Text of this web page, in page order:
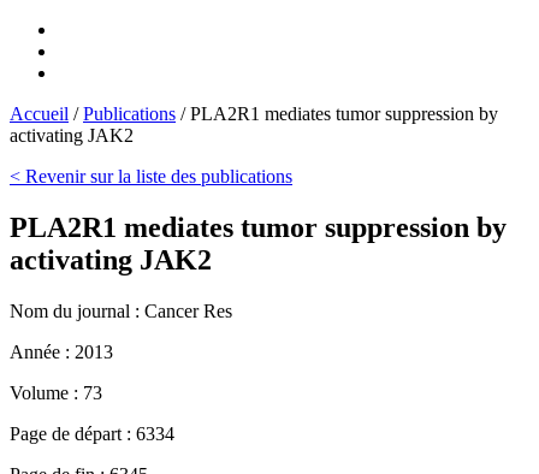
Accueil /Publications /PLA2R1 mediates tumor suppression by
activating JAK2
< Revenir sur la liste des publications
PLA2R1 mediates tumor suppression by
activating JAK2
Nom du journal : Cancer Res
Année : 2013
Volume : 73
Page de départ : 6334